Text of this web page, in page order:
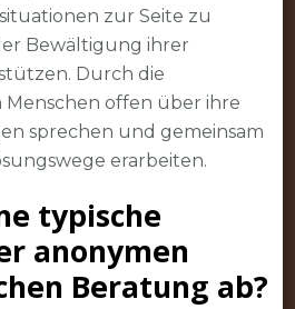
zur Seite zu
Bewältigung ihrer
Durch die
offen über ihre
sprechen und gemeinsam
erarbeiten.
typische
anonymen
Beratung ab?